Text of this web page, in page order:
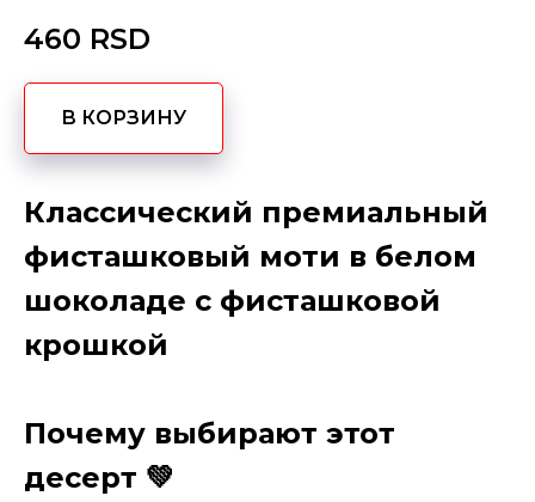
460 RSD
В КОРЗИНУ
Классический премиальный
фисташковый моти в белом
шоколаде с фисташковой
крошкой
Почему выбирают этот
десерт 💚